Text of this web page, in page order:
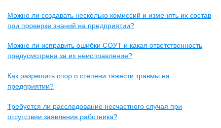
Можно ли создавать несколько комиссий и изменять их состав
при проверке знаний на предприятии?
Можно ли исправить ошибки СОУТ и какая ответственность
предусмотрена за их неисправление?
Как разрешить спор о степени тяжести травмы на
предприятии?
Требуется ли расследование несчастного случая при
отсутствии заявления работника?